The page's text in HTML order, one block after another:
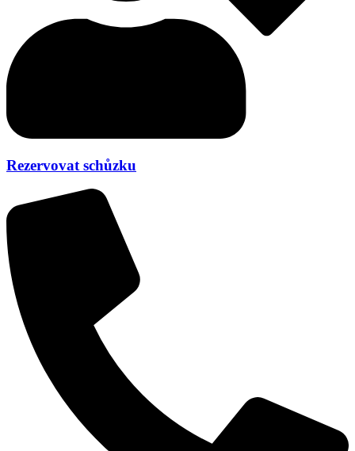
Rezervovat schůzku